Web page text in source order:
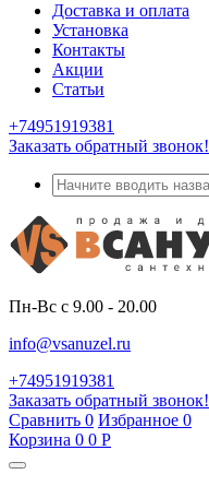
Доставка и оплата
Установка
Контакты
Акции
Статьи
+74951919381
Заказать обратный звонок!
Пн-Вс с 9.00 - 20.00
info@vsanuzel.ru
+74951919381
Заказать обратный звонок!
Сравнить 0 Избранное 0
Корзина 0 0 Р